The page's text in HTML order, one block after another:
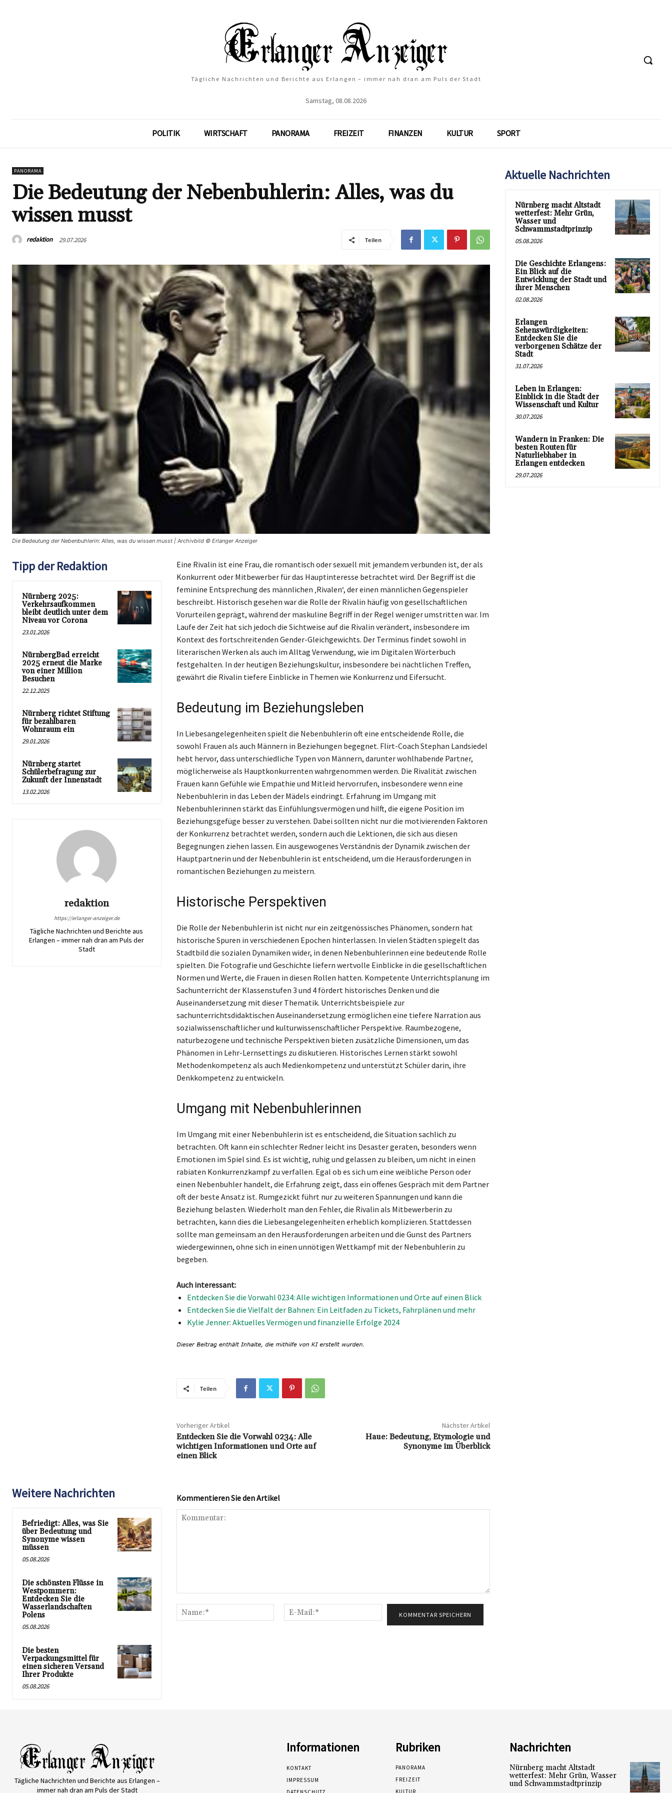
Tägliche Nachrichten und Berichte aus Erlangen – immer nah dran am Puls der Stadt
Samstag, 08.08.2026
POLITIK WIRTSCHAFT PANORAMA FREIZEIT FINANZEN KULTUR SPORT
PANORAMA
Die Bedeutung der Nebenbuhlerin: Alles, was du
wissen musst
redaktion 29.07.2026 Teilen
Die Bedeutung der Nebenbuhlerin: Alles, was du wissen musst | Archivbild © Erlanger Anzeiger
Tipp der Redaktion
Nürnberg 2025:
Verkehrsaufkommen
bleibt deutlich unter dem
Niveau vor Corona
23.01.2026
NürnbergBad erreicht
2025 erneut die Marke
von einer Million
Besuchen
22.12.2025
Nürnberg richtet Stiftung
für bezahlbaren
Wohnraum ein
29.01.2026
Nürnberg startet
Schülerbefragung zur
Zukunft der Innenstadt
13.02.2026
redaktion
https://erlanger-anzeiger.de
Tägliche Nachrichten und Berichte aus
Erlangen – immer nah dran am Puls der
Stadt
Eine Rivalin ist eine Frau, die romantisch oder sexuell mit jemandem verbunden ist, der als
Konkurrent oder Mitbewerber für das Hauptinteresse betrachtet wird. Der Begriff ist die
feminine Entsprechung des männlichen ‚Rivalen‘, der einen männlichen Gegenspieler
beschreibt. Historisch gesehen war die Rolle der Rivalin häufig von gesellschaftlichen
Vorurteilen geprägt, während der maskuline Begriff in der Regel weniger umstritten war. Im
Laufe der Zeit hat sich jedoch die Sichtweise auf die Rivalin verändert, insbesondere im
Kontext des fortschreitenden Gender-Gleichgewichts. Der Terminus findet sowohl in
literarischen Werken als auch im Alltag Verwendung, wie im Digitalen Wörterbuch
festgehalten. In der heutigen Beziehungskultur, insbesondere bei nächtlichen Treffen,
gewährt die Rivalin tiefere Einblicke in Themen wie Konkurrenz und Eifersucht.
Bedeutung im Beziehungsleben
In Liebesangelegenheiten spielt die Nebenbuhlerin oft eine entscheidende Rolle, die
sowohl Frauen als auch Männern in Beziehungen begegnet. Flirt-Coach Stephan Landsiedel
hebt hervor, dass unterschiedliche Typen von Männern, darunter wohlhabende Partner,
möglicherweise als Hauptkonkurrenten wahrgenommen werden. Die Rivalität zwischen
Frauen kann Gefühle wie Empathie und Mitleid hervorrufen, insbesondere wenn eine
Nebenbuhlerin in das Leben der Mädels eindringt. Erfahrung im Umgang mit
Nebenbuhlerinnen stärkt das Einfühlungsvermögen und hilft, die eigene Position im
Beziehungsgefüge besser zu verstehen. Dabei sollten nicht nur die motivierenden Faktoren
der Konkurrenz betrachtet werden, sondern auch die Lektionen, die sich aus diesen
Begegnungen ziehen lassen. Ein ausgewogenes Verständnis der Dynamik zwischen der
Hauptpartnerin und der Nebenbuhlerin ist entscheidend, um die Herausforderungen in
romantischen Beziehungen zu meistern.
Historische Perspektiven
Die Rolle der Nebenbuhlerin ist nicht nur ein zeitgenössisches Phänomen, sondern hat
historische Spuren in verschiedenen Epochen hinterlassen. In vielen Städten spiegelt das
Stadtbild die sozialen Dynamiken wider, in denen Nebenbuhlerinnen eine bedeutende Rolle
spielten. Die Fotografie und Geschichte liefern wertvolle Einblicke in die gesellschaftlichen
Normen und Werte, die Frauen in diesen Rollen hatten. Kompetente Unterrichtsplanung im
Sachunterricht der Klassenstufen 3 und 4 fördert historisches Denken und die
Auseinandersetzung mit dieser Thematik. Unterrichtsbeispiele zur
sachunterrichtsdidaktischen Auseinandersetzung ermöglichen eine tiefere Narration aus
sozialwissenschaftlicher und kulturwissenschaftlicher Perspektive. Raumbezogene,
naturbezogene und technische Perspektiven bieten zusätzliche Dimensionen, um das
Phänomen in Lehr-Lernsettings zu diskutieren. Historisches Lernen stärkt sowohl
Methodenkompetenz als auch Medienkompetenz und unterstützt Schüler darin, ihre
Denkkompetenz zu entwickeln.
Umgang mit Nebenbuhlerinnen
Im Umgang mit einer Nebenbuhlerin ist es entscheidend, die Situation sachlich zu
betrachten. Oft kann ein schlechter Redner leicht ins Desaster geraten, besonders wenn
Emotionen im Spiel sind. Es ist wichtig, ruhig und gelassen zu bleiben, um nicht in einen
rabiaten Konkurrenzkampf zu verfallen. Egal ob es sich um eine weibliche Person oder
einen Nebenbuhler handelt, die Erfahrung zeigt, dass ein offenes Gespräch mit dem Partner
oft der beste Ansatz ist. Rumgezickt führt nur zu weiteren Spannungen und kann die
Beziehung belasten. Wiederholt man den Fehler, die Rivalin als Mitbewerberin zu
betrachten, kann dies die Liebesangelegenheiten erheblich komplizieren. Stattdessen
sollte man gemeinsam an den Herausforderungen arbeiten und die Gunst des Partners
wiedergewinnen, ohne sich in einen unnötigen Wettkampf mit der Nebenbuhlerin zu
begeben.
Auch interessant:
Entdecken Sie die Vorwahl 0234: Alle wichtigen Informationen und Orte auf einen Blick
Entdecken Sie die Vielfalt der Bahnen: Ein Leitfaden zu Tickets, Fahrplänen und mehr
Kylie Jenner: Aktuelles Vermögen und finanzielle Erfolge 2024
Teilen
Vorheriger Artikel
Entdecken Sie die Vorwahl 0234: Alle
wichtigen Informationen und Orte auf
einen Blick
Nächster Artikel
Haue: Bedeutung, Etymologie und
Synonyme im Überblick
Weitere Nachrichten
Befriedigt: Alles, was Sie
über Bedeutung und
Synonyme wissen
müssen
05.08.2026
Die schönsten Flüsse in
Westpommern:
Entdecken Sie die
Wasserlandschaften
Polens
05.08.2026
Die besten
Verpackungsmittel für
einen sicheren Versand
Ihrer Produkte
05.08.2026
Kommentieren Sie den Artikel
Name:*
Mail:*
Aktuelle Nachrichten
Nürnberg macht Altstadt
wetterfest: Mehr Grün,
Wasser und
Schwammstadtprinzip
05.08.2026
Die Geschichte Erlangens:
Ein Blick auf die
Entwicklung der Stadt und
ihrer Menschen
02.08.2026
Erlangen
Sehenswürdigkeiten:
Entdecken Sie die
verborgenen Schätze der
Stadt
31.07.2026
Leben in Erlangen:
Einblick in die Stadt der
Wissenschaft und Kultur
30.07.2026
Wandern in Franken: Die
besten Routen für
Naturliebhaber in
Erlangen entdecken
29.07.2026
Tägliche Nachrichten und Berichte aus Erlangen –
immer nah dran am Puls der Stadt
Informationen
KONTAKT
IMPRESSUM
Rubriken
PANORAMA
FREIZEIT
Nachrichten
Nürnberg macht Altstadt
wetterfest: Mehr Grün, Wasser
und Schwammstadtprinzip